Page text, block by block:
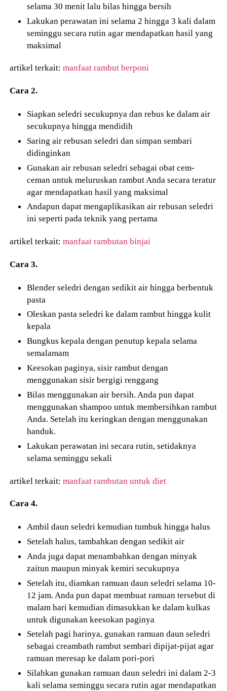
selama 30 menit lalu bilas hingga bersih
Lakukan perawatan ini selama 2 hingga 3 kali dalam
seminggu secara rutin agar mendapatkan hasil yang
maksimal
artikel terkait:manfaat rambut berponi
Cara 2.
Siapkan seledri secukupnya dan rebus ke dalam air
secukupnya hingga mendidih
Saring air rebusan seledri dan simpan sembari
didinginkan
Gunakan air rebusan seledri sebagai obat cem-
ceman untuk meluruskan rambut Anda secara teratur
agar mendapatkan hasil yang maksimal
Andapun dapat mengaplikasikan air rebusan seledri
ini seperti pada teknik yang pertama
artikel terkait:manfaat rambutan binjai
Cara 3.
Blender seledri dengan sedikit air hingga berbentuk
pasta
Oleskan pasta seledri ke dalam rambut hingga kulit
kepala
Bungkus kepala dengan penutup kepala selama
semalamam
Keesokan paginya, sisir rambut dengan
menggunakan sisir bergigi renggang
Bilas menggunakan air bersih. Anda pun dapat
menggunakan shampoo untuk membersihkan rambut
Anda. Setelah itu keringkan dengan menggunakan
handuk.
Lakukan perawatan ini secara rutin, setidaknya
selama seminggu sekali
artikel terkait:manfaat rambutan untuk diet
Cara 4.
Ambil daun seledri kemudian tumbuk hingga halus
Setelah halus, tambahkan dengan sedikit air
Anda juga dapat menambahkan dengan minyak
zaitun maupun minyak kemiri secukupnya
Setelah itu, diamkan ramuan daun seledri selama 10-
12 jam. Anda pun dapat membuat ramuan tersebut di
malam hari kemudian dimasukkan ke dalam kulkas
untuk digunakan keesokan paginya
Setelah pagi harinya, gunakan ramuan daun seledri
sebagai creambath rambut sembari dipijat-pijat agar
ramuan meresap ke dalam pori-pori
Silahkan gunakan ramuan daun seledri ini dalam 2-3
kali selama seminggu secara rutin agar mendapatkan